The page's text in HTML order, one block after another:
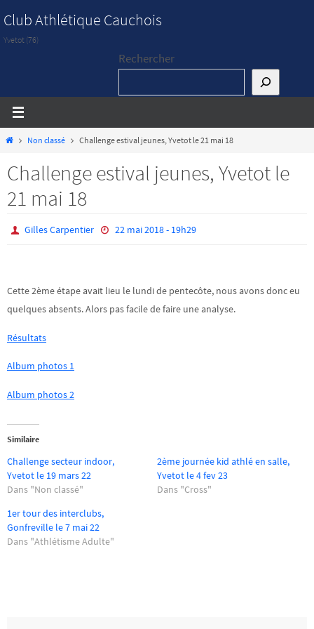
vers
le
Club Athlétique Cauchois
Yvetot (76)
Rechercher
HomeNon classé Challenge estival jeunes, Yvetot le 21 mai 18
Challenge estival jeunes, Yvetot le
21 mai 18
Gilles Carpentier 22 mai 2018 - 19h29
Cette 2ème étape avait lieu le lundi de pentecôte, nous avons donc eu
quelques absents. Alors pas facile de faire une analyse.
Résultats
Album photos 1
Album photos 2
Similaire
Challenge secteur indoor,
Yvetot le 19 mars 22
Dans "Non classé"
2ème journée kid athlé en salle,
Yvetot le 4 fev 23
Dans "Cross"
1er tour des interclubs,
Gonfreville le 7 mai 22
Dans "Athlétisme Adulte"